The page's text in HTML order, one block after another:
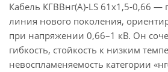
Кабель КГВВнг(А)-LS 61х1,5-0,66 —
линия нового поколения,
при напряжении 0,66–1 кВ. Он
гибкость, стойкость к низким
невоспламеняемость категории